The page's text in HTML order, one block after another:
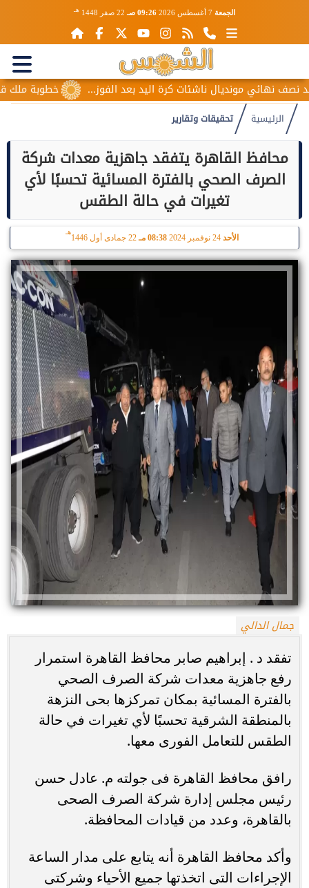
الجمعة 09:26 صـ 22 صفر 1448 هـ
خطوبة ملك قورة مونديال ناشئات كرة اليد بعد الفوز...
الرئيسية تحقيقات وتقارير
محافظ القاهرة يتفقد جاهزية معدات شركة
الصرف الصحي بالفترة المسائية تحسبًا لأي
تغيرات في حالة الطقس
الأحد 24 نوفمبر 2024 08:38 مـ 22 جمادى أول 1446
هـ
جمال الدالي
تفقد د . إبراهيم صابر محافظ القاهرة استمرار
رفع جاهزية معدات شركة الصرف الصحي
بالفترة المسائية بمكان تمركزها بحى النزهة
بالمنطقة الشرقية تحسبًا لأي تغيرات في حالة
الطقس للتعامل الفورى معها.
رافق محافظ القاهرة فى جولته م. عادل حسن
رئيس مجلس إدارة شركة الصرف الصحى
بالقاهرة، وعدد من قيادات المحافظة.
وأكد محافظ القاهرة أنه يتابع على مدار الساعة
الإجراءات التى اتخذتها جميع الأحياء وشركتى